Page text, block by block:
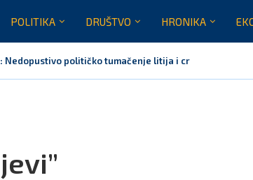
POLITIKA DRUŠTVO HRONIKA
Nedopustivo političko tumačenje litija i crkvenih pitanja
mjesto na obilježavanju „Oluje“
u kojoj se različiti identiteti međusobno
zastare presude
mjeseci naplaćeno više od milijardu eura bruto...
dobila zvaničnu inicijativu za centre za migrante